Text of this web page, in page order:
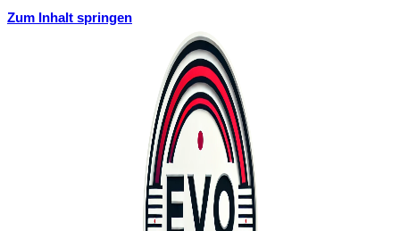
Zum Inhalt springen